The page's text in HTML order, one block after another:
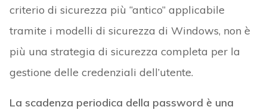
criterio di sicurezza più “antico” applicabile
tramite i modelli di sicurezza di Windows, non è
più una strategia di sicurezza completa per la
gestione delle credenziali dell’utente.
La scadenza periodica della password è una